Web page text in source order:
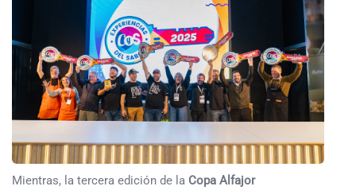
Mientras, la tercera edición de la Copa Alfajor